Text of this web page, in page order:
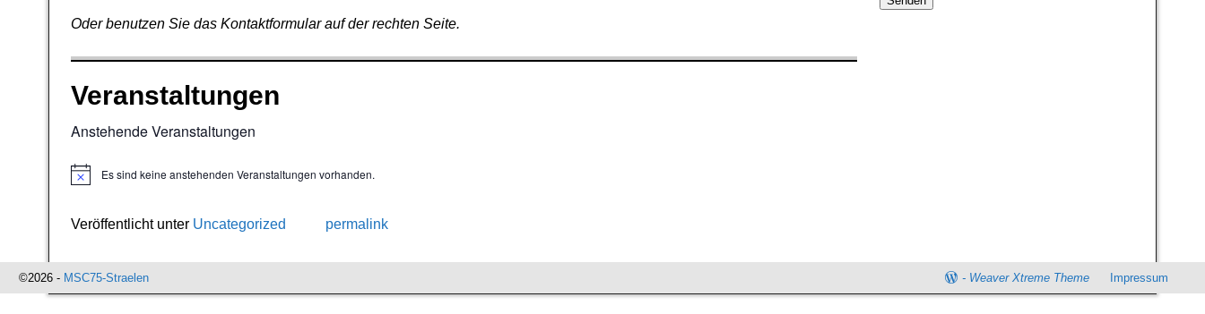
Oder benutzen Sie das Kontaktformular auf der rechten Seite.
Veranstaltungen
Anstehende Veranstaltungen
N
i
Es sind keine anstehenden Veranstaltungen vorhanden.
Veröffentlicht unter Uncategorized permalink
Artikelnavigation
©2026 - MSC75-Straelen - Weaver Xtreme Theme Impressum